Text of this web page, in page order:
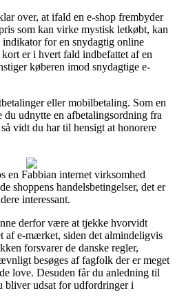
over, at ifald en e-shop frembyder
som kan virke mystisk letkøbt, kan
for en snydagtig online
er i hvert fald indbefattet af en
køberen imod snydagtige e-
eller mobilbetaling. Som en
udnytte en afbetalingsordning fra
vidt du har til hensigt at honorere
en Fabbian internet virksomhed
shoppens handelsbetingelser, det er
interessant.
derfor være at tjekke hvorvidt
af e-mærket, siden det almindeligvis
forsvarer de danske regler,
besøges af fagfolk der er meget
love. Desuden får du anledning til
bliver udsat for udfordringer i